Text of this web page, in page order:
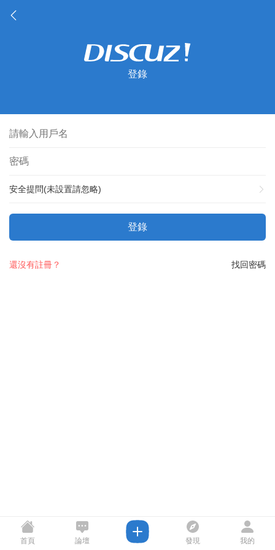
登錄
安全提問(未設置請忽略)
登錄
找回密碼
還沒有註冊？
首頁 論壇 發現 我的